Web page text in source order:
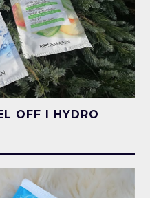
OFF I HYDRO